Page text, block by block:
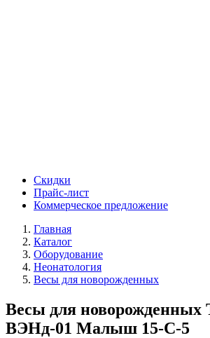
Скидки
Прайс-лист
Коммерческое предложение
Главная
Каталог
Оборудование
Неонатология
Весы для новорожденных
Весы для новорожденных
ВЭНд-01 Малыш 15-С-5